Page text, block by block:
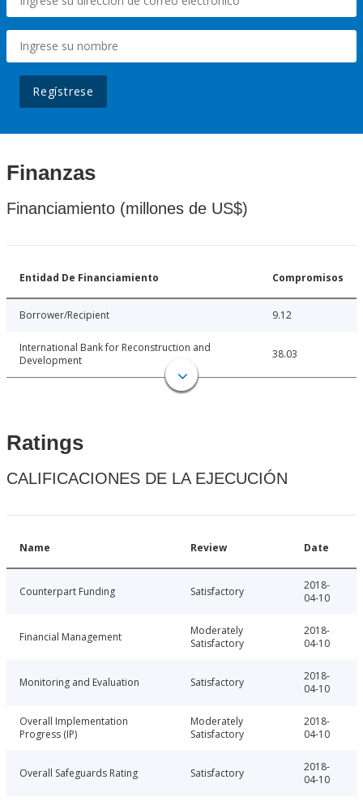
Regístrese
Finanzas
Financiamiento (millones de US$)
Entidad De Financiamiento Compromisos
Borrower/Recipient 9.12
International Bank for Reconstruction and
Development
38.03
Ratings
CALIFICACIONES DE LA EJECUCIÓN
Name Review Date
Counterpart Funding Satisfactory
2018-
04-10
Financial Management
Moderately
Satisfactory
2018-
04-10
Monitoring and Evaluation Satisfactory
2018-
04-10
Overall Implementation
Progress (IP)
Moderately
Satisfactory
2018-
04-10
Overall Safeguards Rating Satisfactory
2018-
04-10